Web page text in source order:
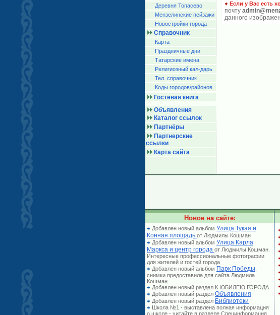
Деревня Топасево
Мензелинские пейзажи
Новостройки города
Справочник
Карта
Праздничные дни
Татарские имена
Религиозный кал-дарь
Тел. справочник
Коды городов/райoнов
Гостевая книга
Объявления
Каталог ссылок
Партнёры
Партнерские
ссылки
Карта сайта
Если у Вас есть
почту
данного
Новое на сайте:
Добавлен новый альбом Улица Тукая и
Конная площадь от Людмилы Кошман
Добавлен новый альбом Улица Карла
Маркса и центр города от Людмилы Кошман.
Интересные профессиональные фотографии
для жителей и гостей города
Добавлен новый альбом Парк Победы
снимки предоставила для сайта Людмила
Кошман
Добавлен новый раздел К ЮБИЛЕЮ ГОРОДА
Добавлен новый раздел Объявления
Добавлен новый раздел Библиотеки
Школа №1 - выставлена полная информация
о школе - читайте в разделе Специнформация